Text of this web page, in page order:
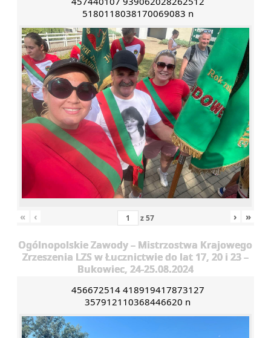
5180118038170069083 n
« ‹ z57 › »
Ogólnopolskie Zawody – Mistrzostwa Krajowego
Zrzeszenia LZS w Łucznictwie do lat 17, 20 i 23 –
Bukowiec, 24-25.08.2024
456672514 418919417873127
357912110368446620 n